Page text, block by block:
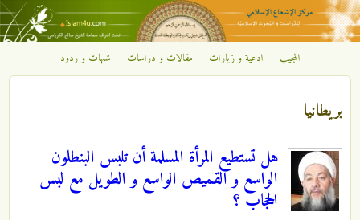
تجاوز إلى المحتوى الرئيسي
مركز
الإشعاع
الإسلامي
المجيب ادعية و زيارات مقالات و دراسات شبهات و ردود
بريطانيا
هل تستطيع المرأة المسلمة أن تلبس البنطلون
الواسع و القميص الواسع و الطويل مع لبس
الحجاب ؟